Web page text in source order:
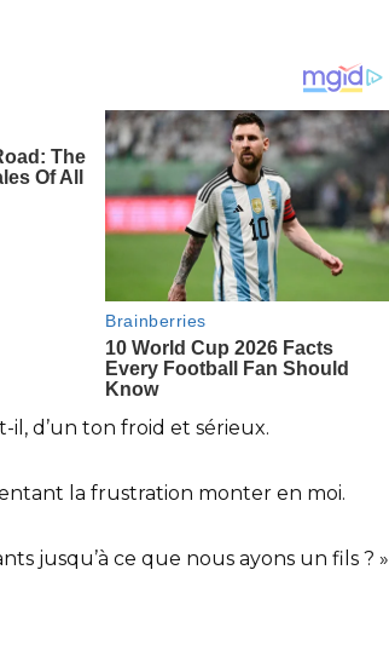
il, d’un ton froid et sérieux.
la frustration monter en moi.
jusqu’à ce que nous ayons un fils ? »